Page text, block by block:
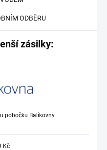
ODBĚRU
zásilky:
pobočku Balíkovny
Kč